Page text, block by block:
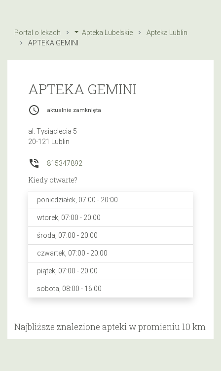
Portal o lekach Apteka Lubelskie
Apteka Lublin
APTEKA GEMINI
APTEKA GEMINI
access_time aktualnie zamknięta
al. Tysiąclecia 5
20-121 Lublin
phone_in_talk 815347892
Kiedy otwarte?
poniedziałek, 07:00 - 20:00
wtorek, 07:00 - 20:00
środa, 07:00 - 20:00
czwartek, 07:00 - 20:00
piątek, 07:00 - 20:00
sobota, 08:00 - 16:00
Najbliższe znalezione apteki w promieniu 10 km